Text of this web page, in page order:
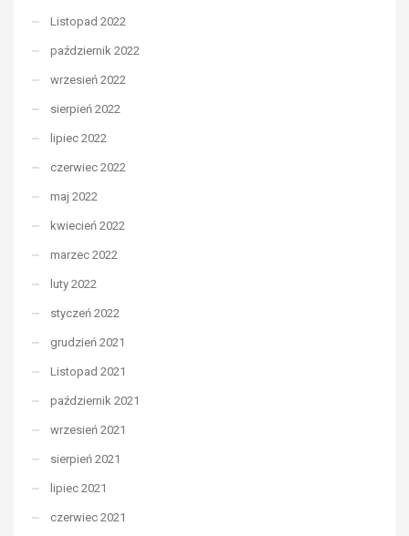
Listopad 2022
październik 2022
wrzesień 2022
sierpień 2022
lipiec 2022
czerwiec 2022
maj 2022
kwiecień 2022
marzec 2022
luty 2022
styczeń 2022
grudzień 2021
Listopad 2021
październik 2021
wrzesień 2021
sierpień 2021
lipiec 2021
czerwiec 2021